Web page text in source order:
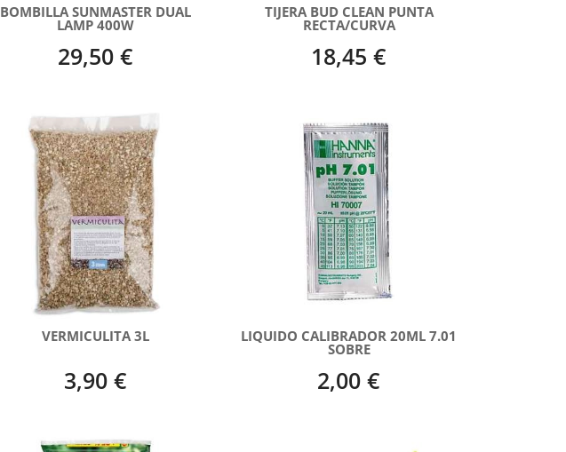
BOMBILLA SUNMASTER DUAL
LAMP 400W
29,50 €
TIJERA BUD CLEAN PUNTA
RECTA/CURVA
18,45 €
VERMICULITA 3L
3,90 €
LIQUIDO CALIBRADOR 20ML 7.01
SOBRE
2,00 €